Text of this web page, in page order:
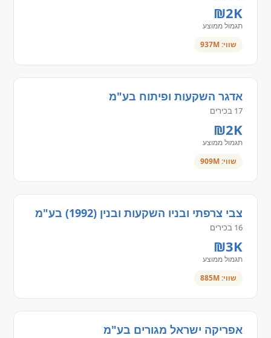
₪2K
תגמול ממוצע
שווי: 937M
אדגר השקעות ופיתוח בע"מ
17 בכירים
₪2K
תגמול ממוצע
שווי: 909M
צבי צרפתי ובניו השקעות ובנין (1992) בע"מ
16 בכירים
₪3K
תגמול ממוצע
שווי: 885M
אפריקה ישראל מגורים בע"מ